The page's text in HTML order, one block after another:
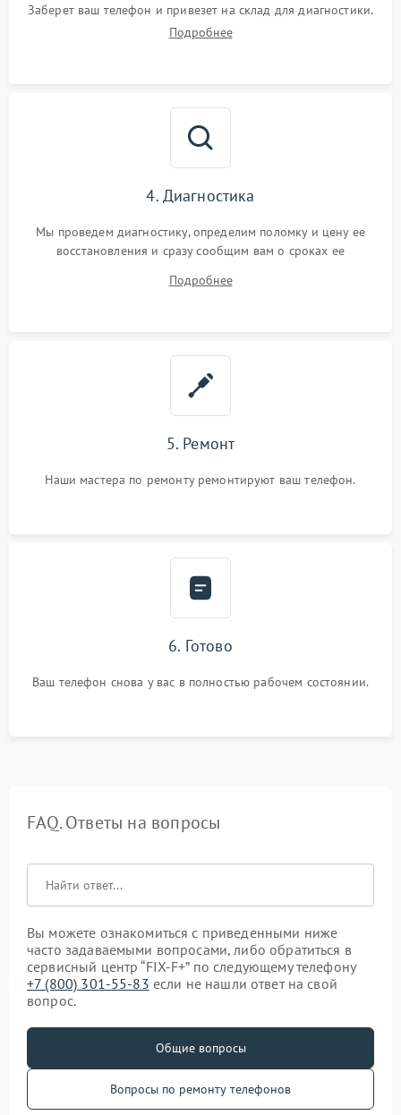
Заберет ваш телефон и привезет на склад для диагностики.
Подробнее
4. Диагностика
Мы проведем диагностику, определим поломку и цену ее
восстановления и сразу сообщим вам о сроках ее
Подробнее
5. Ремонт
Наши мастера по ремонту ремонтируют ваш телефон.
6. Готово
Ваш телефон снова у вас в полностью рабочем состоянии.
FAQ. Ответы на вопросы
Вы можете ознакомиться с приведенными ниже
часто задаваемыми вопросами, либо обратиться в
сервисный центр “FIX-F+” по следующему телефону
+7 (800) 301-55-83 если не нашли ответ на свой
вопрос.
Общие вопросы
Вопросы по ремонту телефонов